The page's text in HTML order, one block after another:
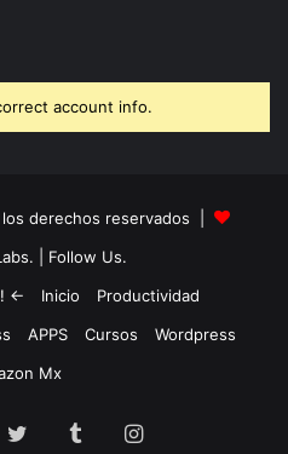
account info.
derechos reservados |
| Follow Us.
<-
Inicio
Productividad
APPS Cursos
Wordpress
Mx
Twitter TumblrInstagram